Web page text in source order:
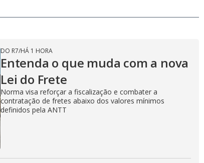
DO R7/HÁ 1 HORA
Entenda o que muda com a nova
Lei do Frete
Norma visa reforçar a fiscalização e combater a
contratação de fretes abaixo dos valores mínimos
definidos pela ANTT